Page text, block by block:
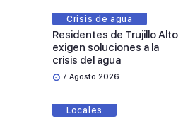
Crisis de agua
Residentes de Trujillo Alto
exigen soluciones a la
crisis del agua
7 Agosto 2026
Locales